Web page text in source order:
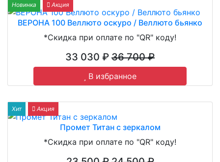
Новинка Акция
ВЕРОНА 100 Веллюто оскуро / Веллюто бьянко
*Скидка при оплате по "QR" коду!
33 030 ₽ 36 700 ₽
В избранное
Хит Акция
Промет Титан с зеркалом
*Скидка при оплате по "QR" коду!